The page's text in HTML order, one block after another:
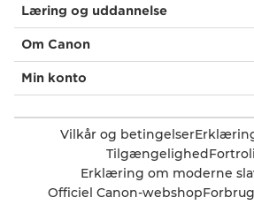
Læring og uddannelse
Om Canon
Min konto
Vilkår og betingelser
Tilgængelighed
Erklæring om moderne
Officiel Canon-webshop